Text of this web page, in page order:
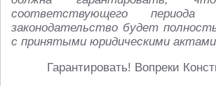
соответствующего
законодательство будет
с принятыми юридическими
Гарантировать! Вопреки